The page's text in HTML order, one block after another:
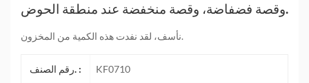
وقصة فضفاضة، وقصة منخفضة عند منطقة الحوض.
نأسف، لقد نفدت هذه الكمية من المخزون.
رقم الصنف. : KF0710